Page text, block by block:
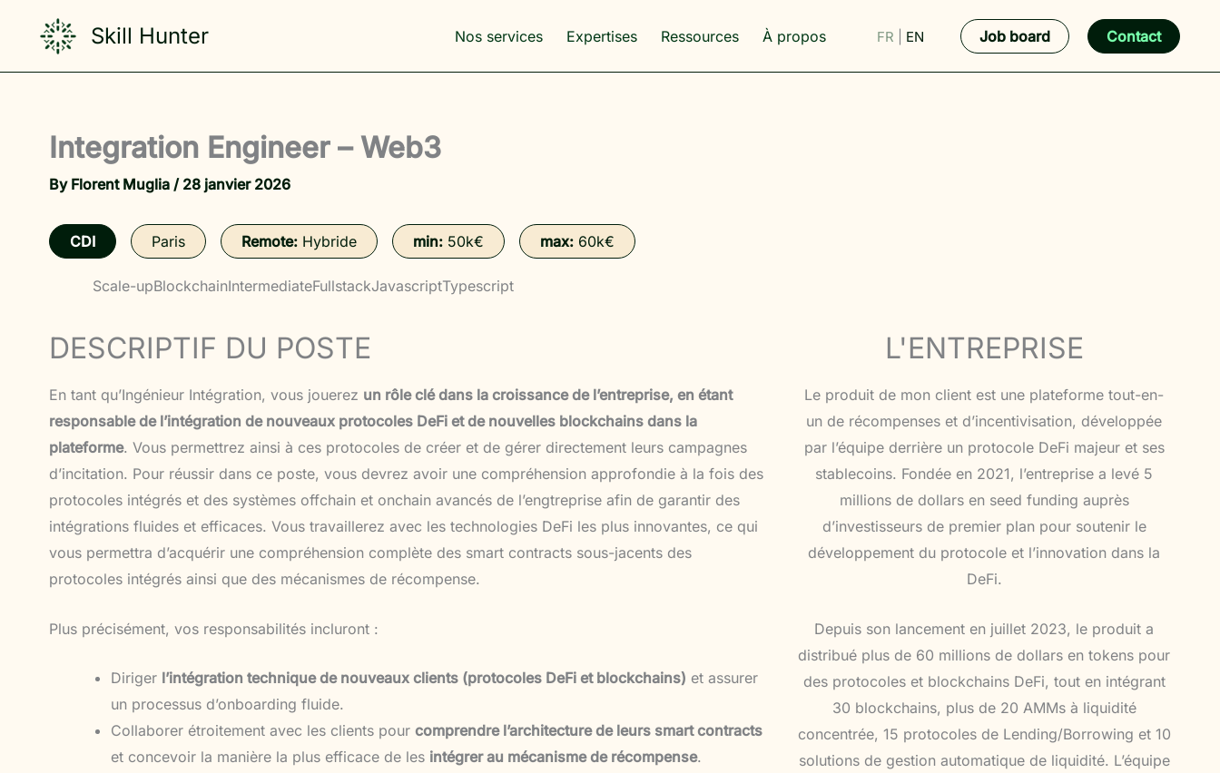
Skill Hunter Nos services Expertises Ressources À propos FR EN Job board Contact
Integration Engineer – Web3
By Florent Muglia / 28 janvier 2026
CDI Paris Remote:Hybride min:50k€ max:60k€
Scale-upBlockchainIntermediateFullstackJavascriptTypescript
DESCRIPTIF DU POSTE
En tant qu’Ingénieur Intégration, vous jouerez un rôle clé dans la croissance de l’entreprise, en étant
responsable de l’intégration de nouveaux protocoles DeFi et de nouvelles blockchains dans la
plateforme. Vous permettrez ainsi à ces protocoles de créer et de gérer directement leurs campagnes
d’incitation. Pour réussir dans ce poste, vous devrez avoir une compréhension approfondie à la fois des
protocoles intégrés et des systèmes offchain et onchain avancés de l’engtreprise afin de garantir des
intégrations fluides et efficaces. Vous travaillerez avec les technologies DeFi les plus innovantes, ce qui
vous permettra d’acquérir une compréhension complète des smart contracts sous-jacents des
protocoles intégrés ainsi que des mécanismes de récompense.
Plus précisément, vos responsabilités incluront :
Diriger l’intégration technique de nouveaux clients (protocoles DeFi et blockchains) et assurer
un processus d’onboarding fluide.
Collaborer étroitement avec les clients pour comprendre l’architecture de leurs smart contracts
et concevoir la manière la plus efficace de les intégrer au mécanisme de récompense.
L'ENTREPRISE
Le produit de mon client est une plateforme tout-en-
un de récompenses et d’incentivisation, développée
par l’équipe derrière un protocole DeFi majeur et ses
stablecoins. Fondée en 2021, l’entreprise a levé 5
millions de dollars en seed funding auprès
d’investisseurs de premier plan pour soutenir le
développement du protocole et l’innovation dans la
DeFi.
Depuis son lancement en juillet 2023, le produit a
distribué plus de 60 millions de dollars en tokens pour
des protocoles et blockchains DeFi, tout en intégrant
30 blockchains, plus de 20 AMMs à liquidité
concentrée, 15 protocoles de Lending/Borrowing et 10
solutions de gestion automatique de liquidité. L’équipe